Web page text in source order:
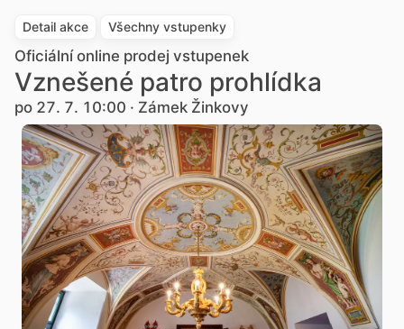
Detail akce Všechny vstupenky
Oficiální online prodej vstupenek
Vznešené patro prohlídka
po 27. 7. 10:00 · Zámek Žinkovy